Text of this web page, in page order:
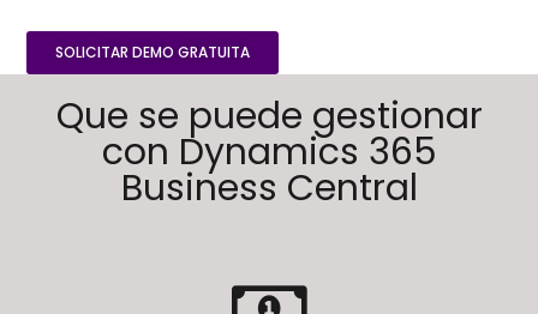
SOLICITAR DEMO GRATUITA
Que se puede gestionar
con Dynamics 365
Business Central